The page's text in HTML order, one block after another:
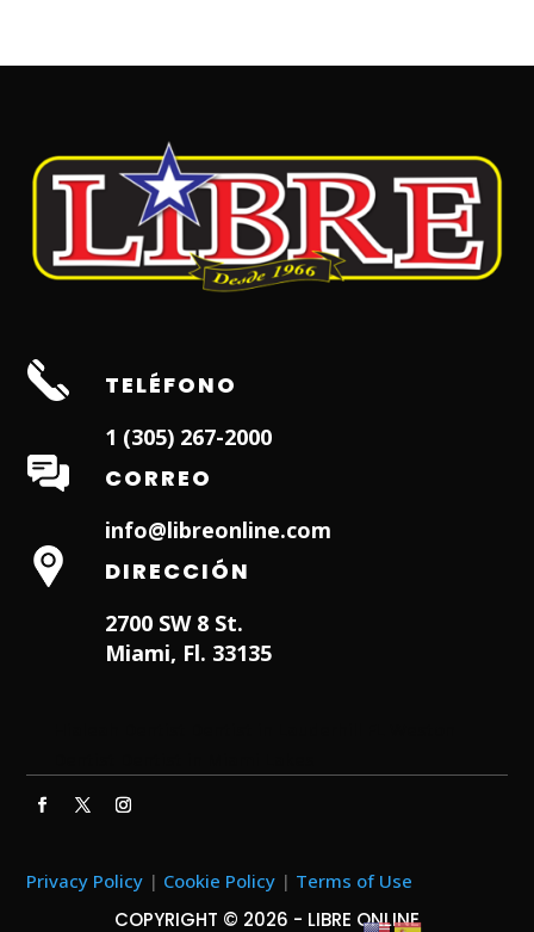
TELÉFONO
1 (305) 267-2000
CORREO
info@libreonline.com
DIRECCIÓN
2700 SW 8 St.
Miami, Fl. 33135
Privacy Policy | Cookie Policy | Terms of Use
COPYRIGHT © 2026 - LIBRE ONLINE